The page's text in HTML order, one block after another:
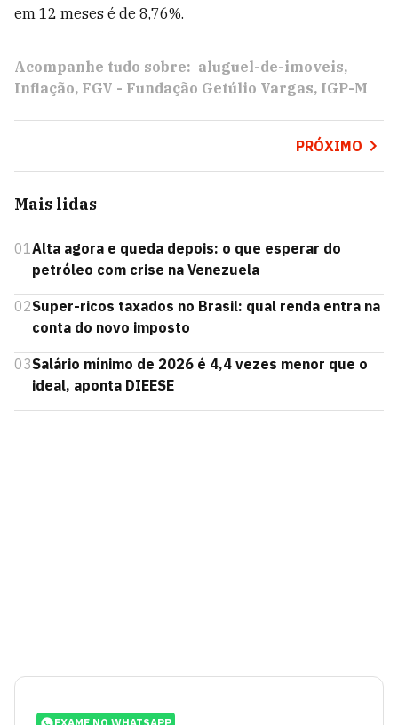
em 12 meses é de 8,76%.
Acompanhe tudo sobre: aluguel-de-imoveis
Inflação FGV - Fundação Getúlio Vargas IGP-M
PRÓXIMO
Mais lidas
01Alta agora e queda depois: o que esperar do
petróleo com crise na Venezuela
02Super-ricos taxados no Brasil: qual renda entra na
conta do novo imposto
03Salário mínimo de 2026 é 4,4 vezes menor que o
ideal, aponta DIEESE